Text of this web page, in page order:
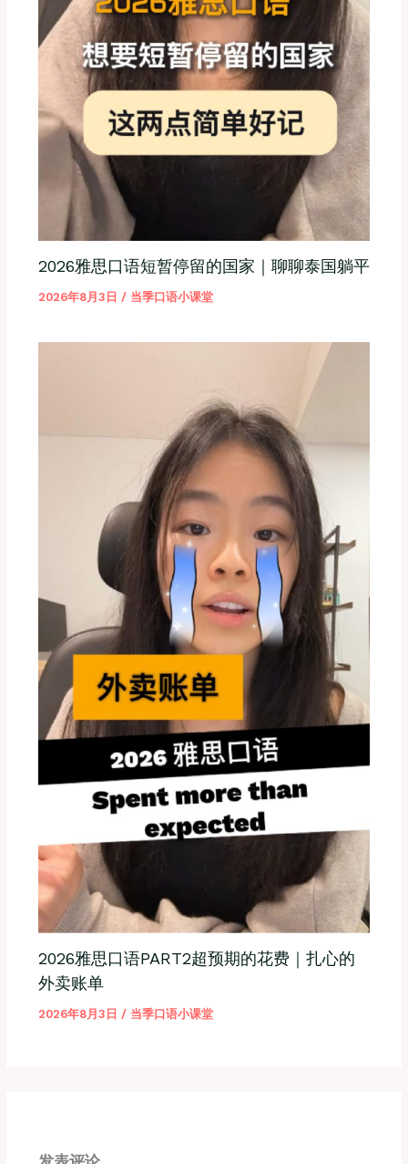
2026雅思口语短暂停留的国家｜聊聊泰国躺平
2026年8月3日 / 当季口语小课堂
2026雅思口语PART2超预期的花费｜扎心的
外卖账单
2026年8月3日 / 当季口语小课堂